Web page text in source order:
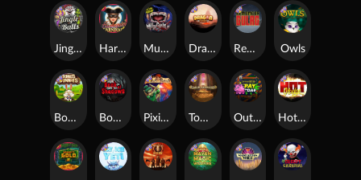
Munchies
Outsourced: Payday
Book Of Shadows Hot Nudge
Tomb of Akhenaten
Dragon Tribe
Bonus Bunnies
Owls
Jingle Balls Harlequin Carnival
Pixies vs Pirates
Remember Gulag